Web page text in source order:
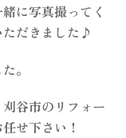
に写真撮ってく
ただきました♪
。
谷市のリフォー
せ下さい！